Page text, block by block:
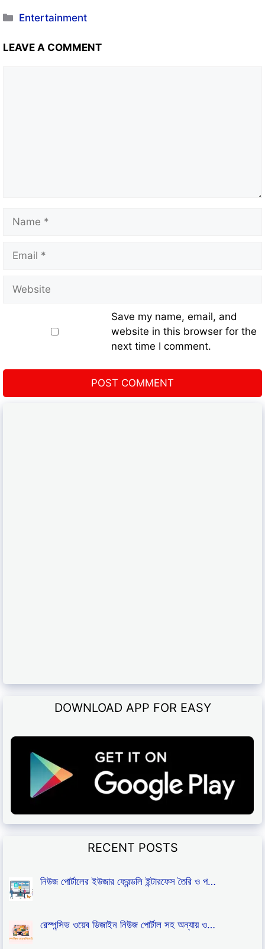
Entertainment
LEAVE A COMMENT
Save my name, email, and
website in this browser for the
next time I comment.
DOWNLOAD APP FOR EASY
RECENT POSTS
নিউজ পোর্টালের ইউজার ফ্রেন্ডলি ইন্টারফেস তৈরি ও প…
রেস্পন্সিভ ওয়েব ডিজাইন নিউজ পোর্টাল সহ অন্যায় ও…